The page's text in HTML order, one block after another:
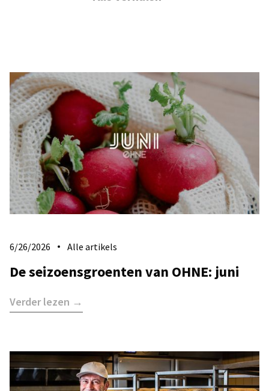
6/26/2026 Alle artikels
De seizoensgroenten van OHNE: juni
Verder lezen →